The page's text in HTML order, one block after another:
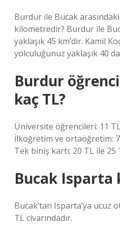
Burdur ile Bucak
kilometredir? Burdur ile
yaklaşık 45 km’dir. Kamil
yolculuğunuz yaklaşık 40
Burdur
kaç TL?
Üniversite öğrencileri: 11
İlköğretim ve ortaöğretim:
Tek biniş kartı; 20 TL ile 25
Bucak Isparta
Bucak’tan Isparta’ya ucuz
TL civarındadır.